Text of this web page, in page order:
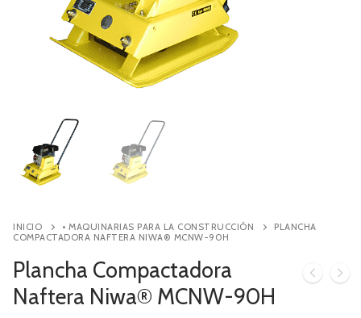
Contacto
INICIO • MAQUINARIAS PARA LA CONSTRUCCIÓN
PLANCHA
COMPACTADORA NAFTERA NIWA® MCNW-90H
Plancha Compactadora
Naftera Niwa® MCNW-90H